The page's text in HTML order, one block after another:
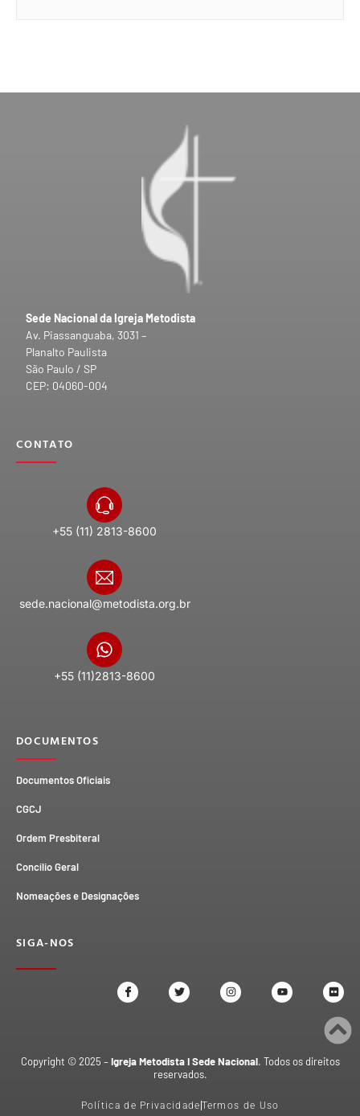
Sede Nacional da Igreja Metodista
Av. Piassanguaba, 3031 –
Planalto Paulista
São Paulo / SP
CEP: 04060-004
CONTATO
+55 (11) 2813-8600
sede.nacional@metodista.org.br
+55 (11)2813-8600
DOCUMENTOS
Documentos Oficiais
CGCJ
Ordem Presbiteral
Concílio Geral
Nomeações e Designações
SIGA-NOS
Copyright © 2025 –Igreja Metodista I Sede Nacional. Todos os direitos
reservados.
Política de Privacidade Termos de Uso